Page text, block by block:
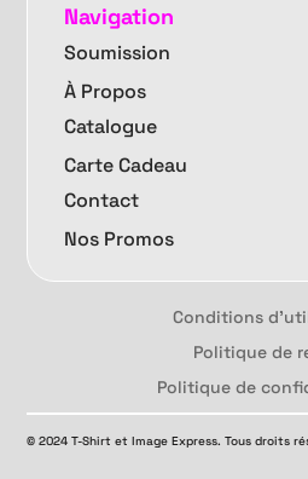
Navigation
Soumission
À Propos
Catalogue
Carte Cadeau
Contact
Nos Promos
Conditions
Politique de
Politique de
© 2024 T-Shirt et Image Express. Tous droits